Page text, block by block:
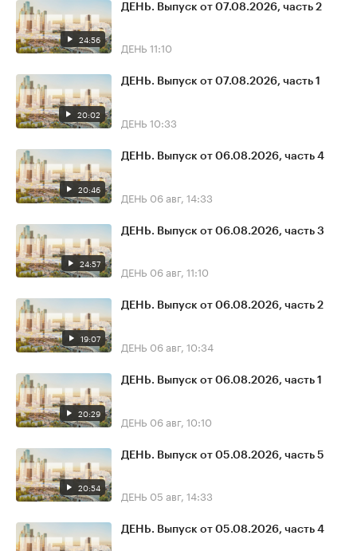
24:56
ДЕНЬ. Выпуск от 07.08.2026, часть 2
ДЕНЬ 11:10
20:02
ДЕНЬ. Выпуск от 07.08.2026, часть 1
ДЕНЬ 10:33
20:46
ДЕНЬ. Выпуск от 06.08.2026, часть 4
ДЕНЬ 06 авг, 14:33
24:57
ДЕНЬ. Выпуск от 06.08.2026, часть 3
ДЕНЬ 06 авг, 11:10
19:07
ДЕНЬ. Выпуск от 06.08.2026, часть 2
ДЕНЬ 06 авг, 10:34
20:29
ДЕНЬ. Выпуск от 06.08.2026, часть 1
ДЕНЬ 06 авг, 10:10
20:54
ДЕНЬ. Выпуск от 05.08.2026, часть 5
ДЕНЬ 05 авг, 14:33
ДЕНЬ. Выпуск от 05.08.2026, часть 4